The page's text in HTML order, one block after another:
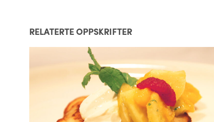
RELATERTE OPPSKRIFTER